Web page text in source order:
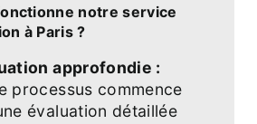
notre service
à Paris ?
approfondie :
processus commence
évaluation détaillée